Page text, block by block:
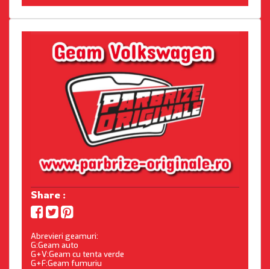
Share :
Abrevieri geamuri:
G:Geam auto
G+V:Geam cu tenta verde
G+F:Geam fumuriu